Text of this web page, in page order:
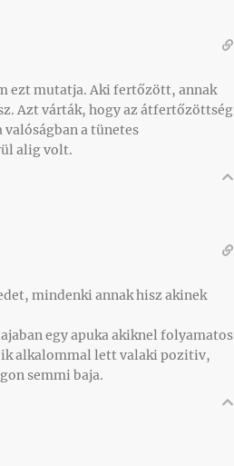
ezt mutatja. Aki fertőzött, annak
Azt várták, hogy az átfertőzöttség
a tünetes
alig volt.
mindenki annak hisz akinek
egy apuka akiknel folyamatos
ik alkalommal lett valaki pozitiv,
semmi baja.